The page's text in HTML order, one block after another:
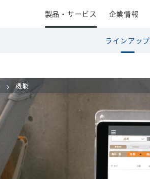
ラインアップ
製品・サービス 企業情報
機能